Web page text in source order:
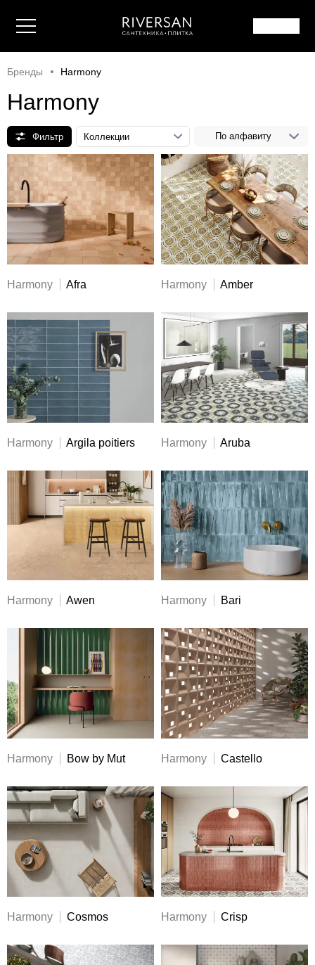
Бренды Harmony
Harmony
По алфавиту
Harmony Afra Harmony Amber
Harmony Argila poitiers Harmony Aruba
Harmony Awen Harmony Bari
Harmony Bow by Mut Harmony Castello
Harmony Cosmos Harmony Crisp